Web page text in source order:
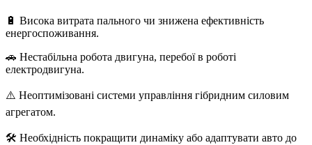
🔋 Висока витрата пального чи знижена ефективність
енергоспоживання.
🚗 Нестабільна робота двигуна, перебої в роботі
електродвигуна.
⚠️ Неоптимізовані системи управління гібридним силовим
агрегатом.
🛠️ Необхідність покращити динаміку або адаптувати авто до